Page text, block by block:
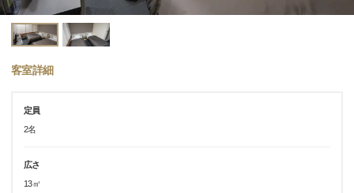
客室詳細
定員
2名
広さ
13㎡